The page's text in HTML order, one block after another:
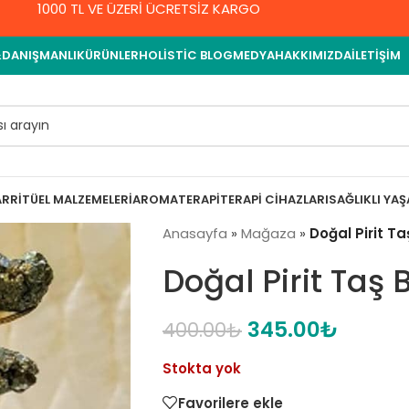
1000 TL VE ÜZERİ ÜCRETSİZ KARGO
ÜRÜNLERHOLISTIC BLOGMEDYAHAKKIMIZDAİLETIŞIM
RITÜEL MALZEMELERIAROMATERAPITERAPI CIHAZLARISAĞLIKLI
Anasayfa » Mağaza » Doğal Pirit
Doğal Pirit Taş
400.00₺ 345.00₺
Stokta yok
Favorilere ekle